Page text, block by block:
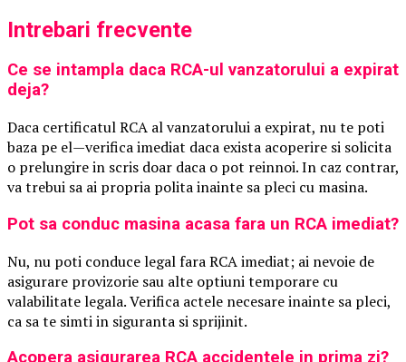
Intrebari frecvente
Ce se intampla daca RCA-ul vanzatorului a expirat
deja?
Daca certificatul RCA al vanzatorului a expirat, nu te poti
baza pe el—verifica imediat daca exista acoperire si solicita
o prelungire in scris doar daca o pot reinnoi. In caz contrar,
va trebui sa ai propria polita inainte sa pleci cu masina.
Pot sa conduc masina acasa fara un RCA imediat?
Nu, nu poti conduce legal fara RCA imediat; ai nevoie de
asigurare provizorie sau alte optiuni temporare cu
valabilitate legala. Verifica actele necesare inainte sa pleci,
ca sa te simti in siguranta si sprijinit.
Acopera asigurarea RCA accidentele in prima zi?